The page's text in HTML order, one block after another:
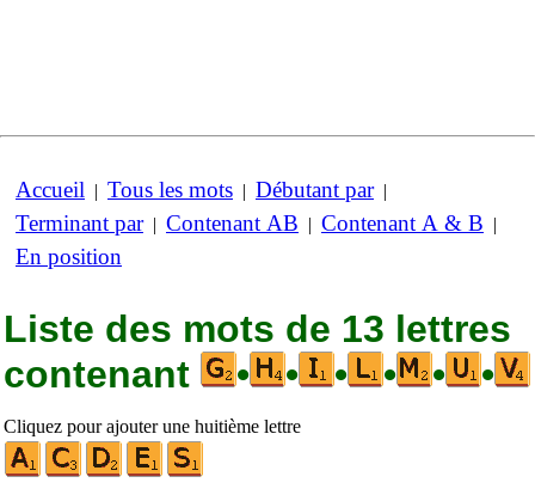
Accueil | Tous les mots | Débutant par|
Terminant par| Contenant AB | Contenant A & B |
En position
Liste des mots de 13 lettres
contenant
• • • • • •
Cliquez pour ajouter une huitième lettre